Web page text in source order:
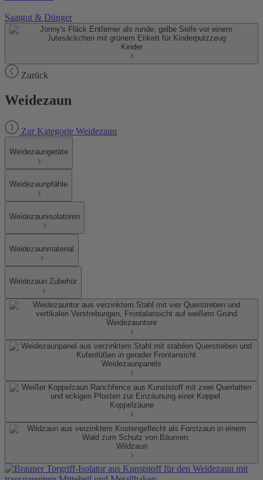
Saatgut & Dünger
Kinder
Zurück
Weidezaun
Zur Kategorie Weidezaun
Weidezaungeräte
Weidezaunpfähle
Weidezaunisolatoren
Weidezaunmaterial
Weidezaun Zubehör
Weidezauntore
Weidezaunpanels
Koppelzäune
Wildzaun